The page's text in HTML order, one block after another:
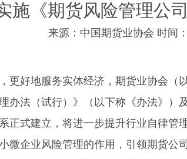
施《期货风险管理公
来源：中国期货业协会 时间
更好地服务实体经济，期货业协会
办法（试行）》（以下称《办法》
正式建立，将进一步提升行业自律
微企业风险管理的作用，引领期货公